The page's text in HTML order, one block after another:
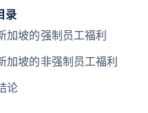
录
加坡的强制员工福利
加坡的非强制员工福利
论